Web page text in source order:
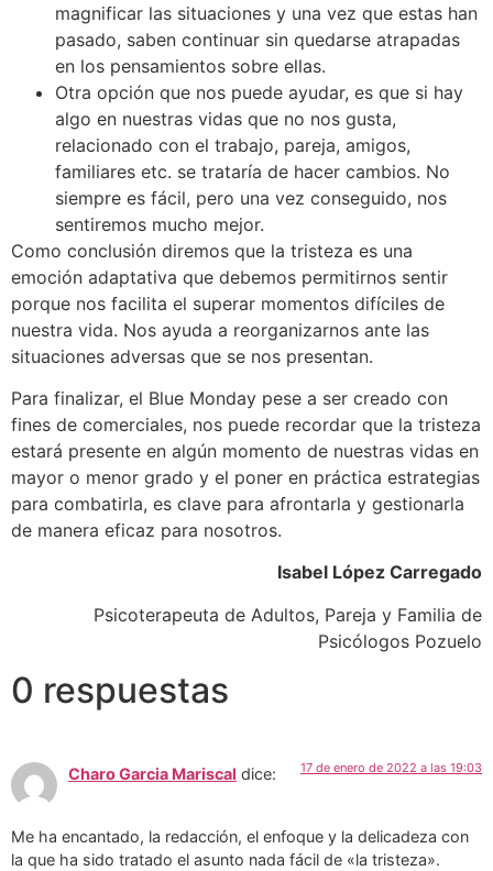
magnificar las situaciones y una vez que estas han
pasado, saben continuar sin quedarse atrapadas
en los pensamientos sobre ellas.
Otra opción que nos puede ayudar, es que si hay
algo en nuestras vidas que no nos gusta,
relacionado con el trabajo, pareja, amigos,
familiares etc. se trataría de hacer cambios. No
siempre es fácil, pero una vez conseguido, nos
sentiremos mucho mejor.
Como conclusión diremos que la tristeza es una
emoción adaptativa que debemos permitirnos sentir
porque nos facilita el superar momentos difíciles de
nuestra vida. Nos ayuda a reorganizarnos ante las
situaciones adversas que se nos presentan.
Para finalizar, el Blue Monday pese a ser creado con
fines de comerciales, nos puede recordar que la tristeza
estará presente en algún momento de nuestras vidas en
mayor o menor grado y el poner en práctica estrategias
para combatirla, es clave para afrontarla y gestionarla
de manera eficaz para nosotros.
Isabel López Carregado
Psicoterapeuta de Adultos, Pareja y Familia de
Psicólogos Pozuelo
0 respuestas
Charo Garcia Mariscal dice: 17 de enero de 2022 a las 19:03
Me ha encantado, la redacción, el enfoque y la delicadeza con
la que ha sido tratado el asunto nada fácil de «la tristeza».